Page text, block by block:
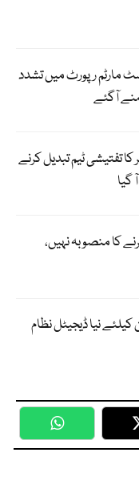
مارٹم رپورٹ میں تشدد
آگئے
تفتیشی ٹیم تبدیل کرنے
گیا
کا منصوبہ نہیں،
کیلئے نیا ڈیجیٹل نظام
WhatsApp